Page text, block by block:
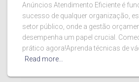
Anúncios Atendimento Eficiente é
sucesso de qualquer organização,
setor público, onde a gestão
desempenha um papel crucial.
prático agora!Aprenda técnicas de
Read more…